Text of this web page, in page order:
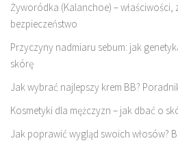
Żyworódka (Kalanchoe) – właściwości,
bezpieczeństwo
Przyczyny nadmiaru sebum: jak
skórę
Jak wybrać najlepszy krem BB?
Kosmetyki dla mężczyzn – jak dbać o
Jak poprawić wygląd swoich włosów?